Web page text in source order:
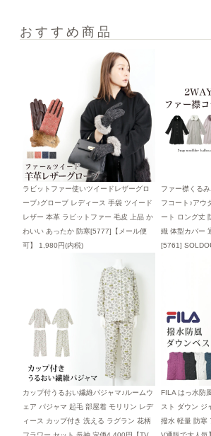
おすすめ商品
ラビットファー使いツイードレザーグロ
ーブ♪グローブ レディース 手袋 ツイード
レザー 本革 ラビットファー 毛皮 上品 か
わいい あったか 防寒[5777]【メール便
可】
1,980円(内税)
ファー襟くる
フコート♪アウ
ート ロング丈
織 体型カバー
[5761]
カップ付うるおい繊維パジャマ♪ルームウ
ェア パジャマ 起毛 部屋着 モリリン レデ
ィース カップ付き 洗える ラグラン 花柄
FILA はっ水防
スト ダウン ジ
撥水 軽量 防寒